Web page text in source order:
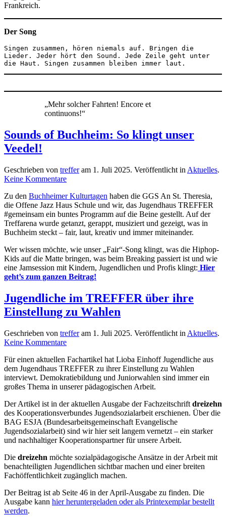
Frankreich.
Der Song
Singen zusammen, hören niemals auf. Bringen die
Lieder. Jeder hört den Sound. Jede Zeile geht unter
die Haut. Singen zusammen bleiben immer laut.
„Mehr solcher Fahrten! Encore et
continuons!“
Sounds of Buchheim: So klingt unser
Veedel!
Geschrieben von trefferam 1. Juli 2025. Veröffentlicht in Aktuelles.
Keine Kommentarezu
of
Buchheim:
So
klingt
unser
Zu den Buchheimer Kulturtagen haben die GGS An St. Theresia,
die Offene Jazz Haus Schule und wir, das Jugendhaus TREFFER
#gemeinsam ein buntes Programm auf die Beine gestellt. Auf der
Treffarena wurde getanzt, gerappt, musiziert und gezeigt, was in
Buchheim steckt – fair, laut, kreativ und immer miteinander.
Wer wissen möchte, wie unser „Fair“-Song klingt, was die Hiphop-
Kids auf die Matte bringen, was beim Breaking passiert ist und wie
eine Jamsession mit Kindern, Jugendlichen und Profis klingt: Hier
geht’s zum ganzen Beitrag!
Jugendliche im TREFFER über ihre
Einstellung zu Wahlen
Geschrieben von trefferam 1. Juli 2025. Veröffentlicht in Aktuelles.
Keine Kommentarezu
im
TREFFER
über
ihre
zu
Wahlen
Für einen aktuellen Fachartikel hat Lioba Einhoff Jugendliche aus
dem Jugendhaus TREFFER zu ihrer Einstellung zu Wahlen
interviewt. Demokratiebildung und Juniorwahlen sind immer ein
großes Thema in unserer pädagogischen Arbeit.
Der Artikel ist in der aktuellen Ausgabe der Fachzeitschrift dreizehn
des Kooperationsverbundes Jugendsozialarbeit erschienen. Über die
BAG ESJA (Bundesarbeitsgemeinschaft Evangelische
Jugendsozialarbeit) sind wir hier seit langem vernetzt – ein starker
und nachhaltiger Kooperationspartner für unsere Arbeit.
Die dreizehn möchte sozialpädagogische Ansätze in der Arbeit mit
benachteiligten Jugendlichen sichtbar machen und einer breiten
Fachöffentlichkeit zugänglich machen.
Der Beitrag ist ab Seite 46 in der April-Ausgabe zu finden. Die
Ausgabe kann hier heruntergeladen oder als Printexemplar bestellt
werden.